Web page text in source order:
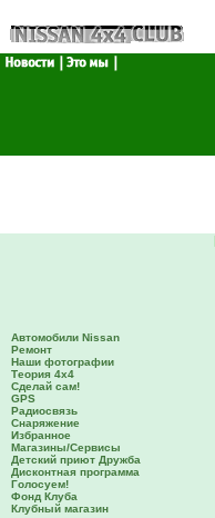
Автомобили Nissan
Ремонт
Наши фотографии
Теория 4х4
Сделай сам!
GPS
Радиосвязь
Снаряжение
Избранное
Магазины/Сервисы
Детский приют Дружба
Дисконтная программа
Голосуем!
Фонд Клуба
Клубный магазин